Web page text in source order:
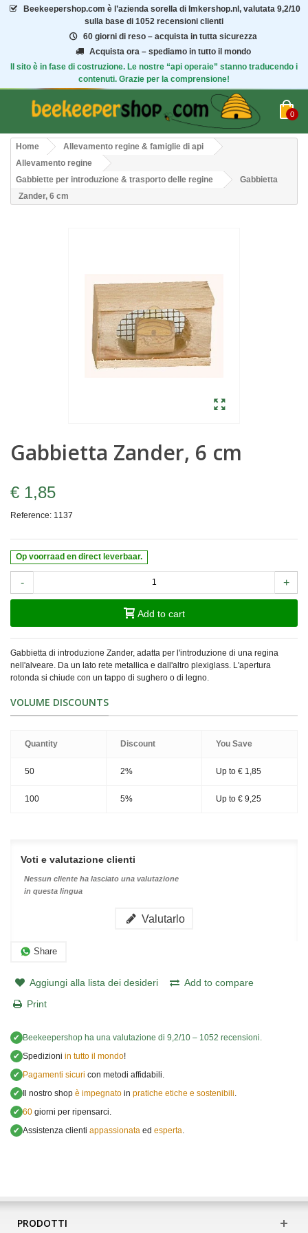
Beekeepershop.com è l’azienda sorella di Imkershop.nl, valutata 9,2/10
sulla base di 1052 recensioni clienti
60 giorni di reso – acquista in tutta sicurezza
Acquista ora – spediamo in tutto il mondo
Il sito è in fase di costruzione. Le nostre “api operaie” stanno traducendo i
contenuti. Grazie per la comprensione!
0
Home
Allevamento regine & famiglie di api
Allevamento regine
Gabbiette per introduzione & trasporto delle regine
Gabbietta
Zander, 6 cm
Gabbietta Zander, 6 cm
€ 1,85
Reference: 1137
Op voorraad en direct leverbaar.
- +
Add to cart
Gabbietta di introduzione Zander, adatta per l'introduzione di una regina
nell'alveare. Da un lato rete metallica e dall'altro plexiglass. L'apertura
rotonda si chiude con un tappo di sughero o di legno.
VOLUME DISCOUNTS
Quantity Discount You Save
50 2% Up to € 1,85
100 5% Up to € 9,25
Voti e valutazione clienti
Nessun cliente ha lasciato una valutazione
in questa lingua
Valutarlo
Share
Aggiungi alla lista dei desideri
Add to compare
Print
✔ Beekeepershop ha una valutazione di 9,2/10 – 1052 recensioni.
✔ Spedizioni in tutto il mondo!
✔ Pagamenti sicuri con metodi affidabili.
✔ Il nostro shop è impegnato in pratiche etiche e sostenibili
✔ 60 giorni per ripensarci.
✔ Assistenza clienti appassionata ed esperta
PRODOTTI